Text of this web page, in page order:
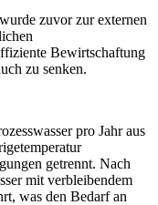
zuvor zur externen
Bewirtschaftung
zu senken.
pro Jahr aus
getrennt. Nach
mit verbleibendem
was den Bedarf an